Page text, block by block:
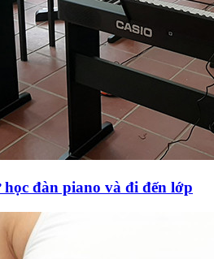
đàn piano và đi đến lớp